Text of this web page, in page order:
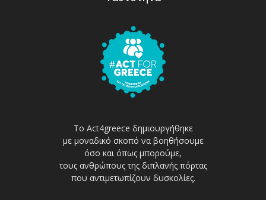
Το Act4greece δημιουργήθηκε
με μοναδικό σκοπό να βοηθήσουμε
όσο και όπως μπορούμε,
τους ανθρώπους της διπλανής πόρτας
που αντιμετωπίζουν δυσκολίες.